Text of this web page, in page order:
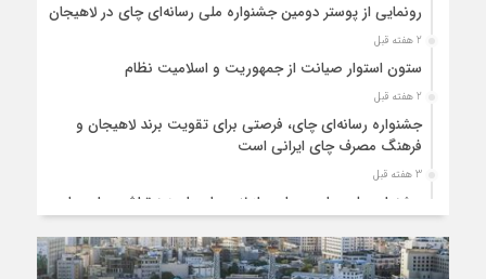
رونمایی از پوستر دومین جشنواره ملی رسانه‌ای چای در لاهیجان
2 هفته قبل
ستون استوار صیانت از جمهوریت و اسلامیت نظام
2 هفته قبل
جشنواره رسانه‌ای چای، فرصتی برای تقویت برند لاهیجان و
فرهنگ مصرف چای ایرانی است
3 هفته قبل
جشنواره ملی چای، حمایت از لاهیجان یا هزینه‌تراشی برای چای
3 هفته قبل